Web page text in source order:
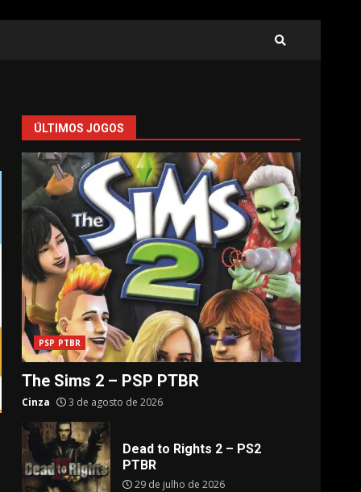
ÚLTIMOS JOGOS
PSP PTBR
The Sims 2 – PSP PTBR
Cinza 3 de agosto de 2026
Dead to Rights 2 – PS2
PTBR
29 de julho de 2026